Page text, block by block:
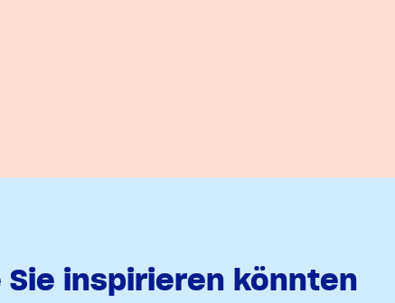
Sie inspirieren könnten